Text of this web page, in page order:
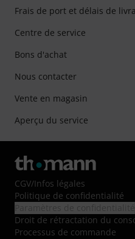
Frais de port et délais de
Centre de service
Bons d'achat
Nous contacter
Vente en magasin
Aperçu du service
CGV/Infos légales
Politique de confidentialité
Droit de rétractation du
Processus de commande